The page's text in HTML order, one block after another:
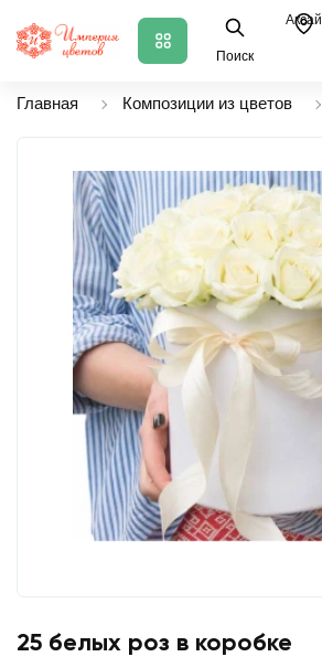
Поиск
Аксай
Главная Композиции из цветов
25 белых роз в коробке